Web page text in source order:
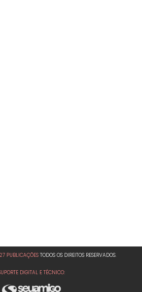
PUBLICAÇÕES TODOS OS DIREITOS RESERVADOS.
DIGITAL E TÉCNICO: